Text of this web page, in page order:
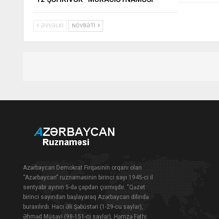
ƏVVƏLKI NÖVBƏTI
Azərbaycan Demokrat Firqəsinin orqanı olan
“Azərbaycan” ruznaməsinin birinci sayı 1945-ci il
sentyabr ayının 5-də çapdan çıxmışdır. “Qəzet
birinci sayından başlayaraq Azərbaycan dilində
buraxılırdı. Hacı Əli Şəbüstəri (1-29-cu saylar),
Əhməd Müsəvi (98-151-ci saylar), Həmzə Fəthi